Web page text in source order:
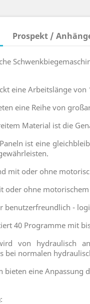
Prospekt /
eine Arbeitslänge
eine Reihe von
Material ist die
ist eine
mit oder ohne
oder ohne
benutzerfreundlich -
40 Programme mit
von hydraulisch
bei normalen
bieten eine